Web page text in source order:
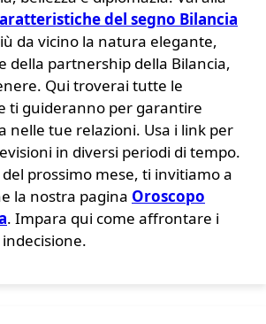
del segno Bilancia
da vicino la natura elegante,
della partnership della Bilancia,
Qui troverai tutte le
ti guideranno per garantire
nelle tue relazioni. Usa i link per
in diversi periodi di tempo.
prossimo mese, ti invitiamo a
la nostra pagina Oroscopo
. Impara qui come affrontare i